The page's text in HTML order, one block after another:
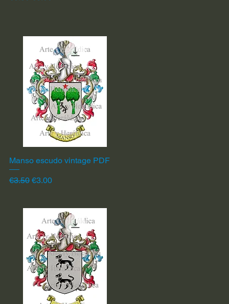
Quick View
Manso escudo vintage PDF
Regular Price
€3.50 Sale Price
€3.00